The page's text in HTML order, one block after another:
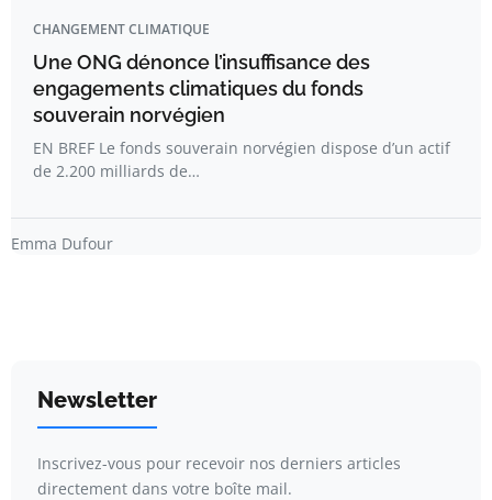
CHANGEMENT CLIMATIQUE
Une ONG dénonce l’insuffisance des
engagements climatiques du fonds
souverain norvégien
EN BREF Le fonds souverain norvégien dispose d’un actif
de 2.200 milliards de…
Emma Dufour
Newsletter
Inscrivez-vous pour recevoir nos derniers articles
directement dans votre boîte mail.